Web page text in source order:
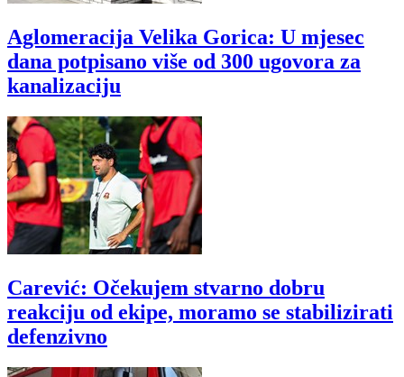
Aglomeracija Velika Gorica: U mjesec
dana potpisano više od 300 ugovora za
kanalizaciju
Carević: Očekujem stvarno dobru
reakciju od ekipe, moramo se stabilizirati
defenzivno